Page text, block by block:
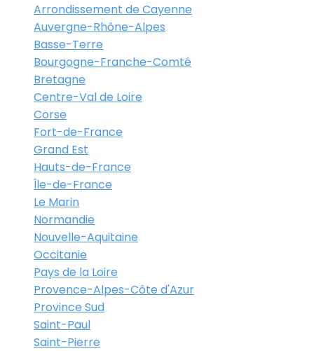
Arrondissement de Cayenne
Auvergne-Rhône-Alpes
Basse-Terre
Bourgogne-Franche-Comté
Bretagne
Centre-Val de Loire
Corse
Fort-de-France
Grand Est
Hauts-de-France
Île-de-France
Le Marin
Normandie
Nouvelle-Aquitaine
Occitanie
Pays de la Loire
Provence-Alpes-Côte d'Azur
Province Sud
Saint-Paul
Saint-Pierre